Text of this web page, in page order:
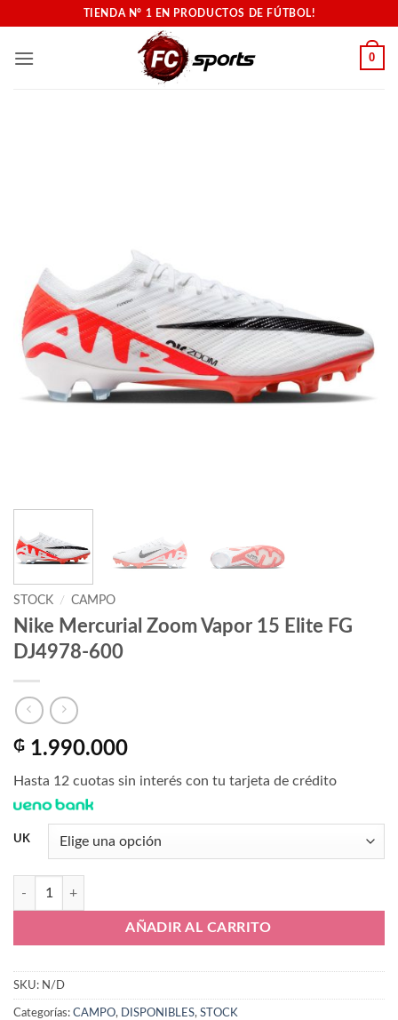
contenido
TIENDA N° 1 EN PRODUCTOS DE FÚTBOL!
0
STOCK / CAMPO
Nike Mercurial Zoom Vapor 15 Elite FG
DJ4978-600
₲ 1.990.000
Hasta 12 cuotas sin interés con tu tarjeta de crédito
UK
Nike Mercurial Zoom Vapor 15 Elite FG DJ4978-600 cantidad
AÑADIR AL CARRITO
SKU: N/D
Categorías: CAMPO, DISPONIBLES, STOCK